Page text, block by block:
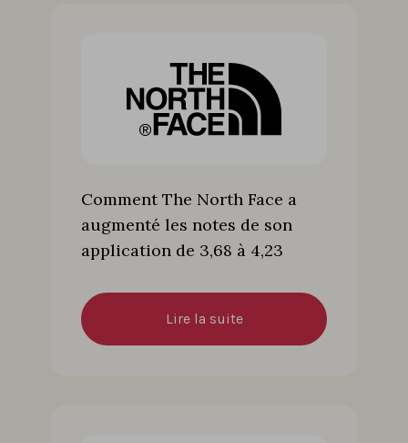
Comment The North Face a
augmenté les notes de son
application de 3,68 à 4,23
Lire la suite